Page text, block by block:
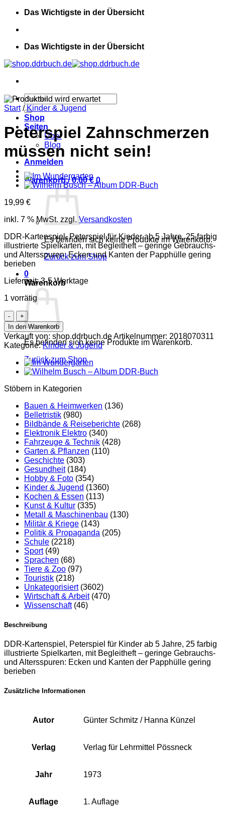
Zum
springen
Das Wichtigste in der Übersicht
Das Wichtigste in der Übersicht
Suchen
nach:
Shop
Seiten
Über
Blog
Anmelden
Warenkorb /0,00€ 0
Es befinden sich keine Produkte im Warenkorb.
Zurück zum Shop
0
Warenkorb
Es befinden sich keine Produkte im Warenkorb.
Zurück zum Shop
Start / Kinder & Jugend
Peterspiel Zahnschmerzen
müssen nicht sein!
19,99 €
inkl. 7 % MwSt. zzgl. Versandkosten
DDR-Kartenspiel, Peterspiel für Kinder ab 5 Jahre, 25 farbig
illustrierte Spielkarten, mit Begleitheft – geringe Gebrauchs-
und Altersspuren: Ecken und Kanten der Papphülle gering
berieben
Lieferzeit:3-5 Werktage
1 vorrätig
Peterspiel
Zahnschmerzen
müssen
nicht
sein!
Menge
In den Warenkorb
Verkauft von: shop.ddrbuch.deArtikelnummer: 2018070311
Kategorie:Kinder & Jugend
Stöbern in Kategorien
Bauen & Heimwerken (136)
Belletristik (980)
Bildbände & Reiseberichte (268)
Elektronik Elektro (340)
Fahrzeuge & Technik (428)
Garten & Pflanzen (110)
Geschichte (303)
Gesundheit (184)
Hobby & Foto (354)
Kinder & Jugend (1360)
Kochen & Essen (113)
Kunst & Kultur (335)
Metall & Maschinenbau (130)
Militär & Kriege (143)
Politik & Propaganda (205)
Schule (2218)
Sport (49)
Sprachen (68)
Tiere & Zoo (97)
Touristik (218)
Unkategorisiert (3602)
Wirtschaft & Arbeit (470)
Wissenschaft (46)
Beschreibung
DDR-Kartenspiel, Peterspiel für Kinder ab 5 Jahre, 25 farbig
illustrierte Spielkarten, mit Begleitheft – geringe Gebrauchs-
und Altersspuren: Ecken und Kanten der Papphülle gering
berieben
Zusätzliche Informationen
Autor Günter Schmitz / Hanna Künzel
Verlag Verlag für Lehrmittel Pössneck
Jahr 1973
Auflage 1. Auflage